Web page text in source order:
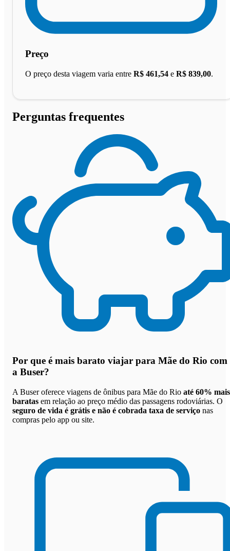
Preço
O preço desta viagem varia entre R$ 461,54 e R$ 839,00.
Perguntas frequentes
Por que é mais barato viajar para Mãe do Rio com
a Buser?
A Buser oferece viagens de ônibus para Mãe do Rio até 60% mais
baratas em relação ao preço médio das passagens rodoviárias. O
seguro de vida é grátis e não é cobrada taxa de serviço nas
compras pelo app ou site.